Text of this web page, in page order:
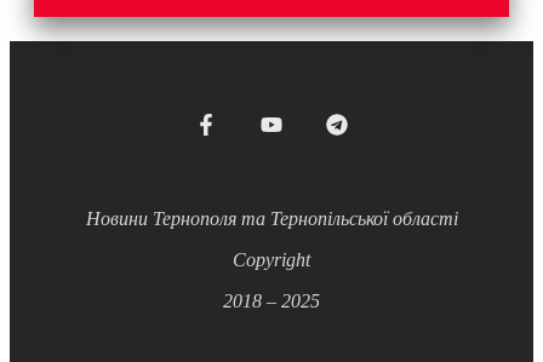
Новини Тернополя та Тернопільської області
Copyright
2018 – 2025